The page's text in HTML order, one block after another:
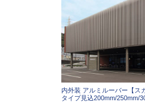
内外装 アルミルーバー【ス
タイプ見込200mm/250mm/